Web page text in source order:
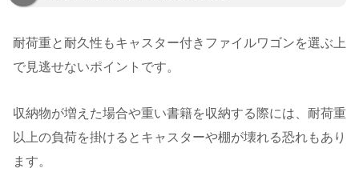
耐荷重と耐久性もキャスター付きファイルワゴンを選ぶ上
で見逃せないポイントです。
収納物が増えた場合や重い書籍を収納する際には、耐荷重
以上の負荷を掛けるとキャスターや棚が壊れる恐れもあり
ます。